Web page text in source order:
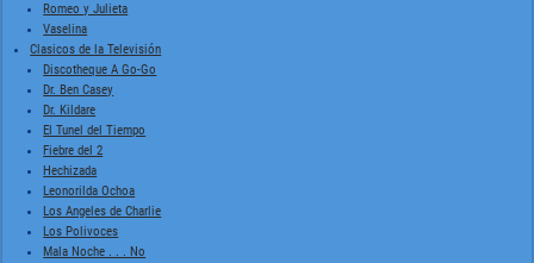
Romeo y Julieta
Vaselina
Clasicos de la Televisión
Discotheque A Go-Go
Dr. Ben Casey
Dr. Kildare
El Tunel del Tiempo
Fiebre del 2
Hechizada
Leonorilda Ochoa
Los Angeles de Charlie
Los Polivoces
Mala Noche . . . No